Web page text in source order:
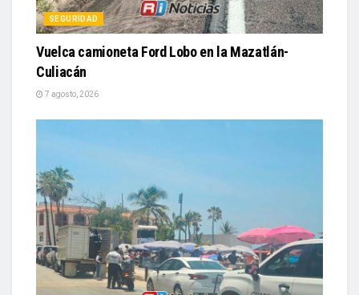
SEGURIDAD
Vuelca camioneta Ford Lobo en la Mazatlán-
Culiacán
7 agosto, 2026